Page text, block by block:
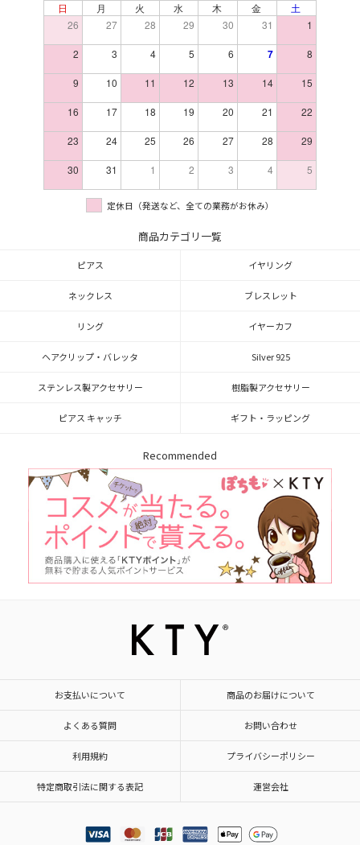
日 月 火 水 木 金
土
26
27 28 29 30 31 1
2 3 4 5 6 7 8
9 10 11 12 13 14 15
16 17 18 19 20 21 22
23 24 25 26 27 28 29
30 31 1 2 3 4 5
定休日（発送など、全ての業務がお休み）
商品カテゴリ一覧
ピアス イヤリング
ネックレス ブレスレット
リング イヤーカフ
ヘアクリップ・バレッタ Silver 925
ステンレス製アクセサリー 樹脂製アクセサリー
ピアス キャッチ ギフト・ラッピング
Recommended
お支払いについて 商品のお届けについて
よくある質問 お問い合わせ
利用規約 プライバシーポリシー
特定商取引法に関する表記 運営会社